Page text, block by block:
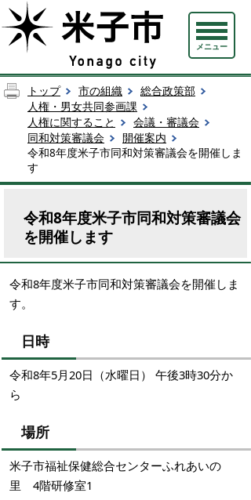
メニュー
トップ 市の組織
総合政策部
人権・男女共同参画課
人権に関すること
会議・審議会
同和対策審議会
開催案内
令和8年度米子市同和対策審議会を開催しま
す
令和8年度米子市同和対策審議会
を開催します
令和8年度米子市同和対策審議会を開催しま
す。
日時
令和8年5月20日（水曜日） 午後3時30分か
ら
場所
米子市福祉保健総合センターふれあいの
里 4階研修室1